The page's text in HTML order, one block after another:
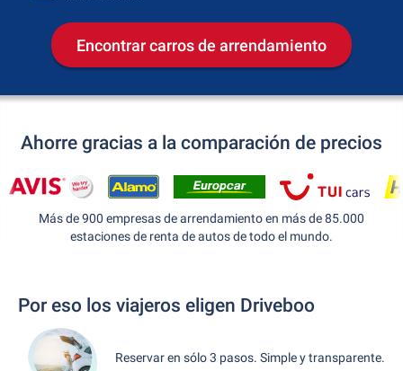
Encontrar carros de arrendamiento
Ahorre gracias a la comparación de precios
Más de 900 empresas de arrendamiento en más de 85.000
estaciones de renta de autos de todo el mundo.
Por eso los viajeros eligen Driveboo
Reservar en sólo 3 pasos. Simple y transparente.